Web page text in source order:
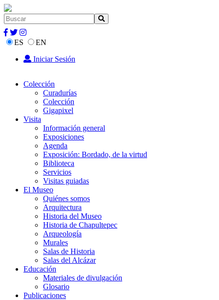
ES
EN
Iniciar Sesión
Colección
Curadurías
Colección
Gigapixel
Visita
Información general
Exposiciones
Agenda
Exposición: Bordado, de la virtud
Biblioteca
Servicios
Visitas guiadas
El Museo
Quiénes somos
Arquitectura
Historia del Museo
Historia de Chapultepec
Arqueología
Murales
Salas de Historia
Salas del Alcázar
Educación
Materiales de divulgación
Glosario
Publicaciones